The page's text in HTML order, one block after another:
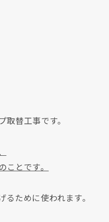
替工事です。
とです。
ために使われます。